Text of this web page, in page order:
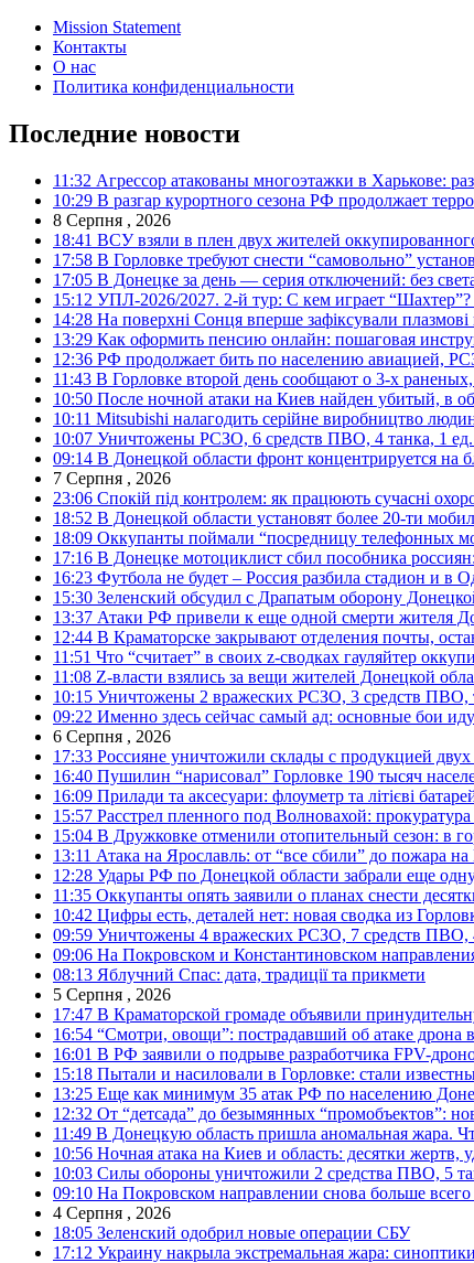
Mission Statement
Контакты
О нас
Политика конфиденциальности
Последние новости
11:32 Агрессор атакованы многоэтажки в Харькове:
10:29 В разгар курортного сезона РФ продолжает
8 Серпня , 2026
18:41 ВСУ взяли в плен двух жителей
17:58 В Горловке требуют снести “самовольно”
17:05 В Донецке за день — серия отключений: без
15:12 УПЛ-2026/2027. 2-й тур: С кем играет “Шахтер”?
14:28 На поверхні Сонця вперше зафіксували плазмові
13:29 Как оформить пенсию онлайн: пошаговая
12:36 РФ продолжает бить по населению авиацией,
11:43 В Горловке второй день сообщают о 3-х
10:50 После ночной атаки на Киев найден убитый, в
10:11 Mitsubishi налагодить серійне виробництво
10:07 Уничтожены РСЗО, 6 средств ПВО, 4 танка, 1
09:14 В Донецкой области фронт концентрируется на
7 Серпня , 2026
23:06 Спокій під контролем: як працюють сучасні
18:52 В Донецкой области установят более 20-ти
18:09 Оккупанты поймали “посредницу телефонных
17:16 В Донецке мотоциклист сбил пособника
16:23 Футбола не будет – Россия разбила стадион и в
15:30 Зеленский обсудил с Драпатым оборону
13:37 Атаки РФ привели к еще одной смерти жителя
12:44 В Краматорске закрывают отделения почты,
11:51 Что “считает” в своих z-сводках гауляйтер
11:08 Z-власти взялись за вещи жителей Донецкой
10:15 Уничтожены 2 вражеских РСЗО, 3 средств ПВО,
09:22 Именно здесь сейчас самый ад: основные бои
6 Серпня , 2026
17:33 Россияне уничтожили склады с продукцией
16:40 Пушилин “нарисовал” Горловке 190 тысяч
16:09 Прилади та аксесуари: флоуметр та літієві
15:57 Расстрел пленного под Волновахой:
15:04 В Дружковке отменили отопительный сезон: в
13:11 Атака на Ярославль: от “все сбили” до пожара
12:28 Удары РФ по Донецкой области забрали еще
11:35 Оккупанты опять заявили о планах снести
10:42 Цифры есть, деталей нет: новая сводка из
09:59 Уничтожены 4 вражеских РСЗО, 7 средств ПВО,
09:06 На Покровском и Константиновском
08:13 Яблучний Спас: дата, традиції та прикмети
5 Серпня , 2026
17:47 В Краматорской громаде объявили
16:54 “Смотри, овощи”: пострадавший об атаке дрона
16:01 В РФ заявили о подрыве разработчика FPV-
15:18 Пытали и насиловали в Горловке: стали
13:25 Еще как минимум 35 атак РФ по населению
12:32 От “детсада” до безымянных “промобъектов”:
11:49 В Донецкую область пришла аномальная жара.
10:56 Ночная атака на Киев и область: десятки
10:03 Силы обороны уничтожили 2 средства ПВО, 5
09:10 На Покровском направлении снова больше
4 Серпня , 2026
18:05 Зеленский одобрил новые операции СБУ
17:12 Украину накрыла экстремальная жара: